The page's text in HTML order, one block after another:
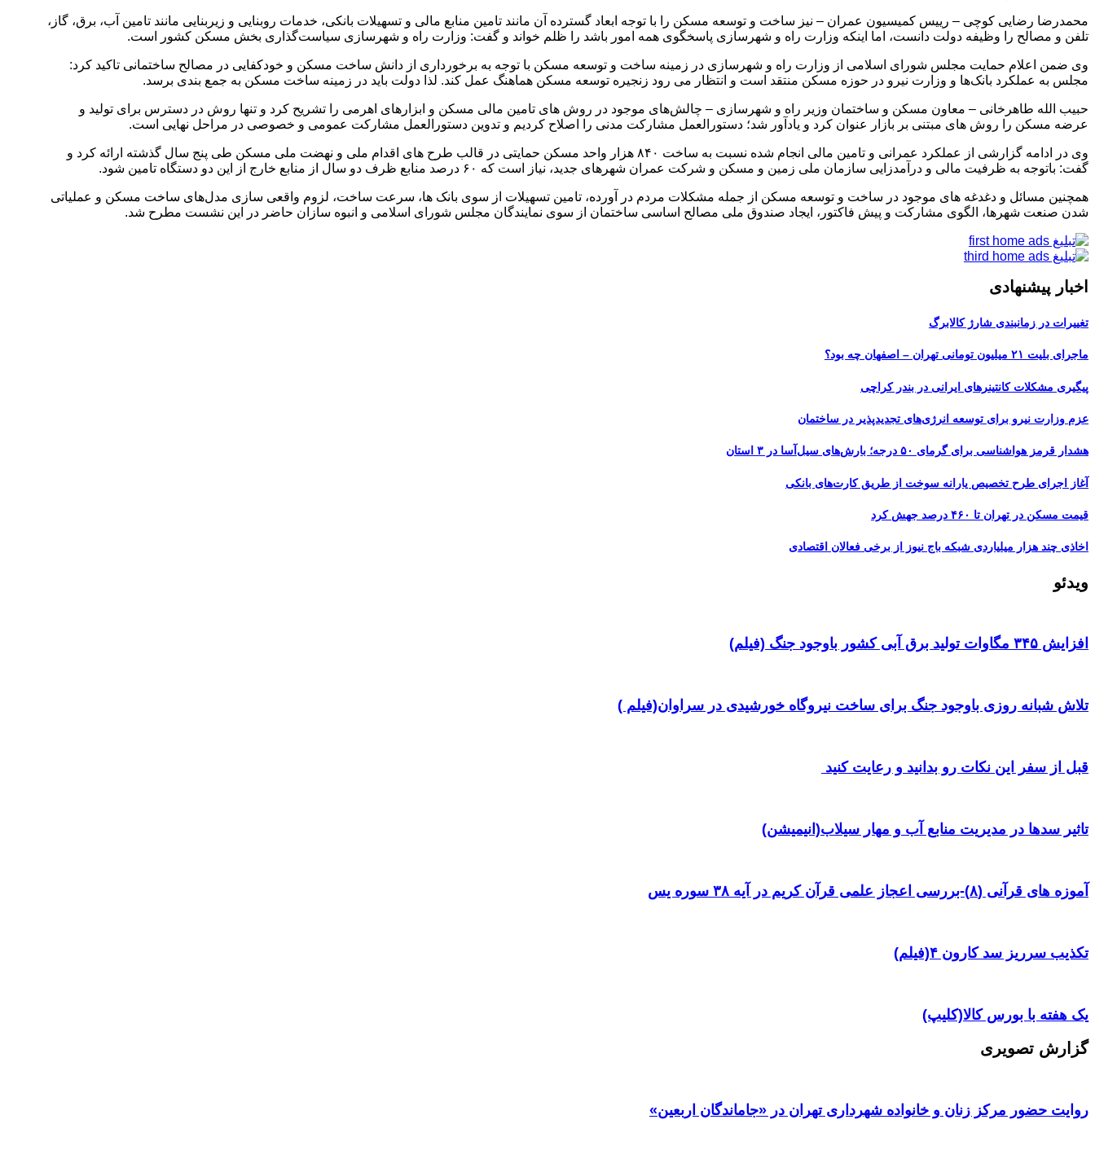
محمدرضا رضایی کوچی – رییس کمیسیون عمران – نیز ساخت و توسعه مسکن را با توجه ابعاد گسترده آن مانند تامین منابع مالی و تسهیلات بانکی، خدمات روبنایی و زیربنایی مانند تامین آب، برق، گاز،
تلفن و مصالح را وظیفه دولت دانست، اما اینکه وزارت راه و شهرسازی پاسخگوی همه امور باشد را ظلم خواند و گفت: وزارت راه و شهرسازی سیاست‌گذاری بخش مسکن کشور است.
وی ضمن اعلام حمایت مجلس شورای اسلامی از وزارت راه و شهرسازی در زمینه ساخت و توسعه مسکن با توجه به برخورداری از دانش ساخت مسکن و خودکفایی در مصالح ساختمانی تاکید کرد:
مجلس به عملکرد بانک‌ها و وزارت نیرو در حوزه مسکن منتقد است و انتظار می رود زنجیره توسعه مسکن هماهنگ عمل کند. لذا دولت باید در زمینه ساخت مسکن به جمع بندی برسد.
حبیب الله طاهرخانی – معاون مسکن و ساختمان وزیر راه و شهرسازی – چالش‌های موجود در روش های تامین مالی مسکن و ابزارهای اهرمی را تشریح کرد و تنها روش در دسترس برای تولید و
عرضه مسکن را روش های مبتنی بر بازار عنوان کرد و یادآور شد؛ دستورالعمل مشارکت مدنی را اصلاح کردیم و تدوین دستورالعمل مشارکت عمومی و خصوصی در مراحل نهایی است.
وی در ادامه گزارشی از عملکرد عمرانی و تامین مالی انجام شده نسبت به ساخت ۸۴۰ هزار واحد مسکن حمایتی در قالب طرح های اقدام ملی و نهضت ملی مسکن طی پنج سال گذشته ارائه کرد و
گفت: باتوجه به ظرفیت مالی و درآمدزایی سازمان ملی زمین و مسکن و شرکت عمران شهرهای جدید، نیاز است که ۶۰ درصد منابع ظرف دو سال از منابع خارج از این دو دستگاه تامین شود.
همچنین مسائل و دغدغه های موجود در ساخت و توسعه مسکن از جمله مشکلات مردم در آورده، تامین تسهیلات از سوی بانک ها، سرعت ساخت، لزوم واقعی سازی مدل‌های ساخت مسکن و عملیاتی
شدن صنعت شهرها، الگوی مشارکت و پیش فاکتور، ایجاد صندوق ملی مصالح اساسی ساختمان از سوی نمایندگان مجلس شورای اسلامی و انبوه سازان حاضر در این نشست مطرح شد.
اخبار پیشنهادی
تغییرات در زمانبندی‌ شارژ کالابرگ
ماجرای بلیت ۲۱ میلیون تومانی تهران – اصفهان چه بود؟
پیگیری مشکلات کانتینرهای ایرانی در بندر کراچی
عزم وزارت نیرو برای توسعه انرژی‌های تجدیدپذیر در ساختمان
هشدار قرمز هواشناسی برای گرمای ۵۰ درجه؛ بارش‌های سیل‌آسا در ۳ استان
آغاز اجرای طرح تخصیص یارانه سوخت از طریق کارت‌های بانکی
قیمت مسکن در تهران تا ۴۶۰ درصد جهش کرد
اخاذی چند هزار میلیاردی شبکه باج نیوز از برخی فعالان اقتصادی
ویدئو
افزایش ۳۴۵ مگاوات تولید برق آبی کشور باوجود جنگ (فیلم)
تلاش شبانه روزی باوجود جنگ برای ساخت نیروگاه خورشیدی در سراوان(فیلم )
قبل از سفر این نکات رو بدانید و رعایت کنید ‌
تاثیر سدها در مدیریت منابع آب و مهار سیلاب(انیمیشن)
آموزه های قرآنی (۸)-بررسی اعجاز علمی قرآن کریم در آیه ۳۸ سوره یس
تکذیب سرریز سد کارون ۴(فیلم)
یک هفته با بورس کالا(کلیپ)
گزارش تصویری
روایت حضور مرکز زنان و خانواده شهرداری تهران در «جاماندگان اربعین»